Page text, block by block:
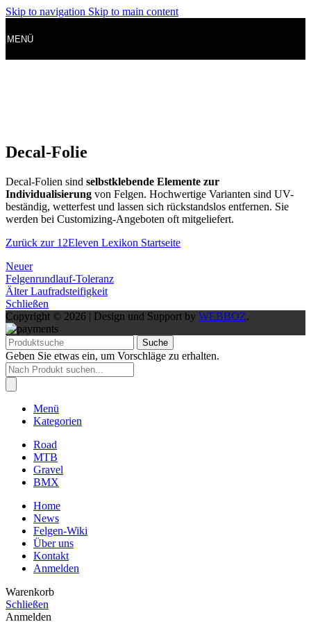
Skip to navigation Skip to main content
MENÜ
Decal-Folie
Decal-Folien sind selbstklebende Elemente zur
Individualisierung von Felgen. Hochwertige Varianten sind UV-
beständig, wetterfest und lassen sich rückstandslos entfernen. Sie
werden bei Customizing-Angeboten oft mitgeliefert.
Zurück zur 12Eleven Lexikon Startseite
Neuer
Felgenrundlauf-Toleranz
Älter Laufradsteifigkeit
Schließen
Copyright © 2026 | Design und Support by WEBBOZ.
Suche
Geben Sie etwas ein, um Vorschläge zu erhalten.
Products
search
Menü
Kategorien
Road
MTB
Gravel
BMX
Home
News
Felgen-Wiki
Über uns
Kontakt
Anmelden
Warenkorb
Schließen
Anmelden